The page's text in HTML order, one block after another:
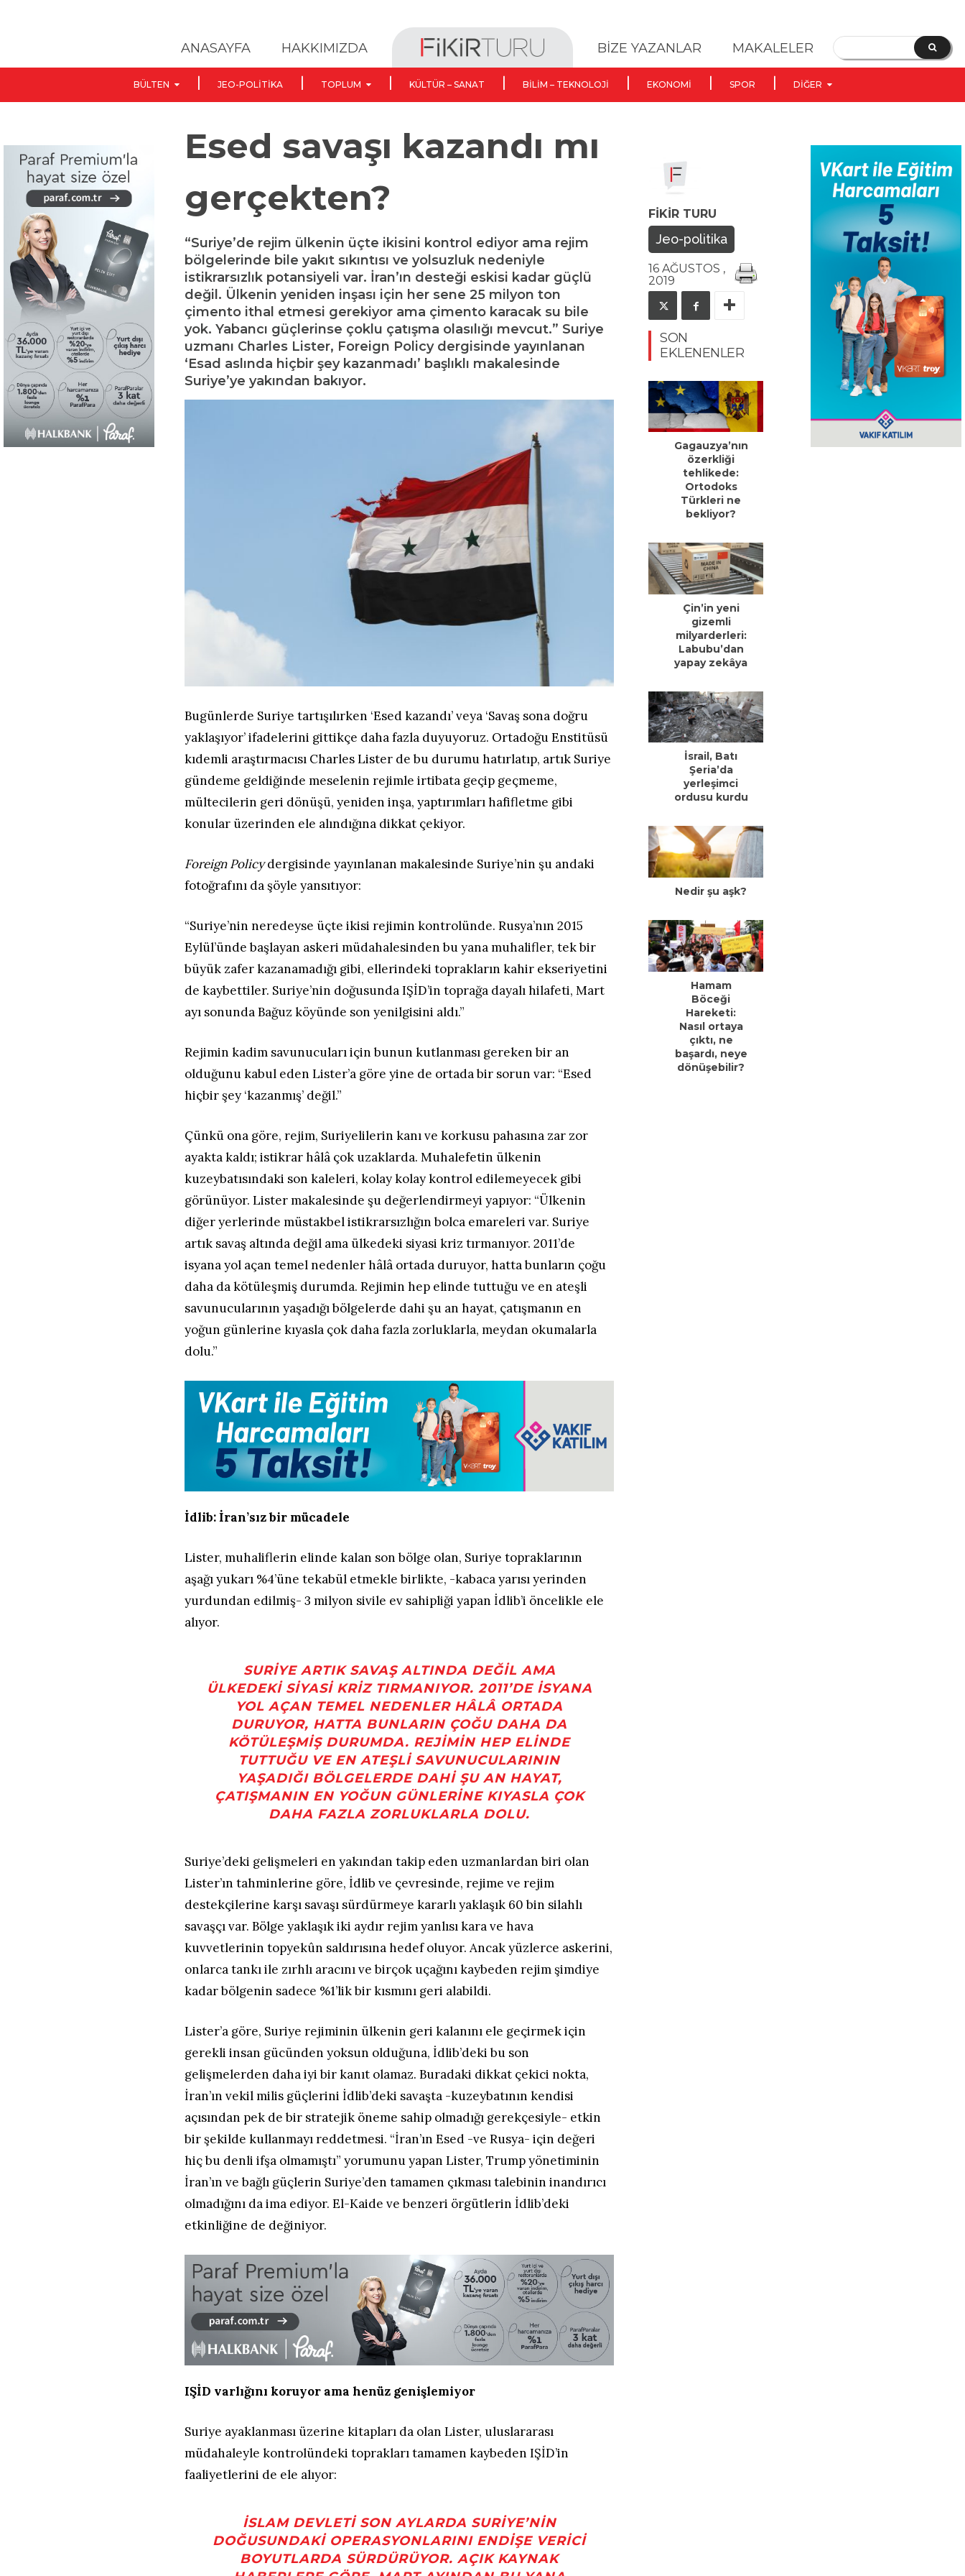
ANASAYFA HAKKIMIZDA BİZE YAZANLAR MAKALELER
BÜLTEN JEO-POLITIKA TOPLUM KÜLTÜR – SANAT BILIM – TEKNOLOJI EKONOMI SPOR DIĞER
Esed savaşı kazandı mı
gerçekten?
“Suriye’de rejim ülkenin üçte ikisini kontrol ediyor ama rejim
bölgelerinde bile yakıt sıkıntısı ve yolsuzluk nedeniyle
istikrarsızlık potansiyeli var. İran’ın desteği eskisi kadar güçlü
değil. Ülkenin yeniden inşası için her sene 25 milyon ton
çimento ithal etmesi gerekiyor ama çimento karacak su bile
yok. Yabancı güçlerinse çoklu çatışma olasılığı mevcut.” Suriye
uzmanı Charles Lister, Foreign Policy dergisinde yayınlanan
‘Esad aslında hiçbir şey kazanmadı’ başlıklı makalesinde
Suriye’ye yakından bakıyor.
Bugünlerde Suriye tartışılırken ‘Esed kazandı’ veya ‘Savaş sona doğru
yaklaşıyor’ ifadelerini gittikçe daha fazla duyuyoruz. Ortadoğu Enstitüsü
kıdemli araştırmacısı Charles Lister de bu durumu hatırlatıp, artık Suriye
gündeme geldiğinde meselenin rejimle irtibata geçip geçmeme,
mültecilerin geri dönüşü, yeniden inşa, yaptırımları hafifletme gibi
konular üzerinden ele alındığına dikkat çekiyor.
Foreign Policydergisinde yayınlanan makalesinde Suriye’nin şu andaki
fotoğrafını da şöyle yansıtıyor:
“Suriye’nin neredeyse üçte ikisi rejimin kontrolünde. Rusya’nın 2015
Eylül’ünde başlayan askeri müdahalesinden bu yana muhalifler, tek bir
büyük zafer kazanamadığı gibi, ellerindeki toprakların kahir ekseriyetini
de kaybettiler. Suriye’nin doğusunda IŞİD’in toprağa dayalı hilafeti, Mart
ayı sonunda Bağuz köyünde son yenilgisini aldı.”
Rejimin kadim savunucuları için bunun kutlanması gereken bir an
olduğunu kabul eden Lister’a göre yine de ortada bir sorun var: “Esed
hiçbir şey ‘kazanmış’ değil.”
Çünkü ona göre, rejim, Suriyelilerin kanı ve korkusu pahasına zar zor
ayakta kaldı; istikrar hâlâ çok uzaklarda. Muhalefetin ülkenin
kuzeybatısındaki son kaleleri, kolay kolay kontrol edilemeyecek gibi
görünüyor. Lister makalesinde şu değerlendirmeyi yapıyor: “Ülkenin
diğer yerlerinde müstakbel istikrarsızlığın bolca emareleri var. Suriye
artık savaş altında değil ama ülkedeki siyasi kriz tırmanıyor. 2011’de
isyana yol açan temel nedenler hâlâ ortada duruyor, hatta bunların çoğu
daha da kötüleşmiş durumda. Rejimin hep elinde tuttuğu ve en ateşli
savunucularının yaşadığı bölgelerde dahi şu an hayat, çatışmanın en
yoğun günlerine kıyasla çok daha fazla zorluklarla, meydan okumalarla
dolu.”
İdlib: İran’sız bir mücadele
Lister, muhaliflerin elinde kalan son bölge olan, Suriye topraklarının
aşağı yukarı %4’üne tekabül etmekle birlikte, -kabaca yarısı yerinden
yurdundan edilmiş- 3 milyon sivile ev sahipliği yapan İdlib’i öncelikle ele
alıyor.
SURIYE ARTIK SAVAŞ ALTINDA DEĞIL AMA
ÜLKEDEKI SIYASI KRIZ TIRMANIYOR. 2011’DE ISYANA
YOL AÇAN TEMEL NEDENLER HÂLÂ ORTADA
DURUYOR, HATTA BUNLARIN ÇOĞU DAHA DA
KÖTÜLEŞMIŞ DURUMDA. REJIMIN HEP ELINDE
TUTTUĞU VE EN ATEŞLI SAVUNUCULARININ
YAŞADIĞI BÖLGELERDE DAHI ŞU AN HAYAT,
ÇATIŞMANIN EN YOĞUN GÜNLERINE KIYASLA ÇOK
DAHA FAZLA ZORLUKLARLA DOLU.
Suriye’deki gelişmeleri en yakından takip eden uzmanlardan biri olan
Lister’ın tahminlerine göre, İdlib ve çevresinde, rejime ve rejim
destekçilerine karşı savaşı sürdürmeye kararlı yaklaşık 60 bin silahlı
savaşçı var. Bölge yaklaşık iki aydır rejim yanlısı kara ve hava
kuvvetlerinin topyekûn saldırısına hedef oluyor. Ancak yüzlerce askerini,
onlarca tankı ile zırhlı aracını ve birçok uçağını kaybeden rejim şimdiye
kadar bölgenin sadece %1’lik bir kısmını geri alabildi.
Lister’a göre, Suriye rejiminin ülkenin geri kalanını ele geçirmek için
gerekli insan gücünden yoksun olduğuna, İdlib’deki bu son
gelişmelerden daha iyi bir kanıt olamaz. Buradaki dikkat çekici nokta,
İran’ın vekil milis güçlerini İdlib’deki savaşta -kuzeybatının kendisi
açısından pek de bir stratejik öneme sahip olmadığı gerekçesiyle- etkin
bir şekilde kullanmayı reddetmesi. “İran’ın Esed -ve Rusya- için değeri
hiç bu denli ifşa olmamıştı” yorumunu yapan Lister, Trump yönetiminin
İran’ın ve bağlı güçlerin Suriye’den tamamen çıkması talebinin inandırıcı
olmadığını da ima ediyor. El-Kaide ve benzeri örgütlerin İdlib’deki
etkinliğine de değiniyor.
IŞİD varlığını koruyor ama henüz genişlemiyor
Suriye ayaklanması üzerine kitapları da olan Lister, uluslararası
müdahaleyle kontrolündeki toprakları tamamen kaybeden IŞİD’in
faaliyetlerini de ele alıyor:
İSLAM DEVLETI SON AYLARDA SURIYE’NIN
DOĞUSUNDAKI OPERASYONLARINI ENDIŞE VERICI
BOYUTLARDA SÜRDÜRÜYOR. AÇIK KAYNAK
FIKIR TURU
Jeo-politika
16 AĞUSTOS ,
2019
SON
EKLENENLER
Gagauzya’nın
özerkliği
tehlikede:
Ortodoks
Türkleri ne
bekliyor?
Çin’in yeni
gizemli
milyarderleri:
Labubu’dan
yapay zekâya
İsrail, Batı
Şeria’da
yerleşimci
ordusu kurdu
Nedir şu aşk?
Hamam
Böceği
Hareketi:
Nasıl ortaya
çıktı, ne
başardı, neye
dönüşebilir?